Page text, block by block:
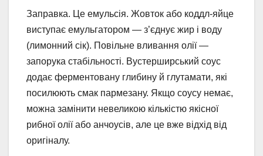
Заправка. Це емульсія. Жовток або коддл-яйце
виступає емульгатором — з’єднує жир і воду
(лимонний сік). Повільне вливання олії —
запорука стабільності. Вустерширський соус
додає ферментовану глибину й глутамати, які
посилюють смак пармезану. Якщо соусу немає,
можна замінити невеликою кількістю якісної
рибної олії або анчоусів, але це вже відхід від
оригіналу.